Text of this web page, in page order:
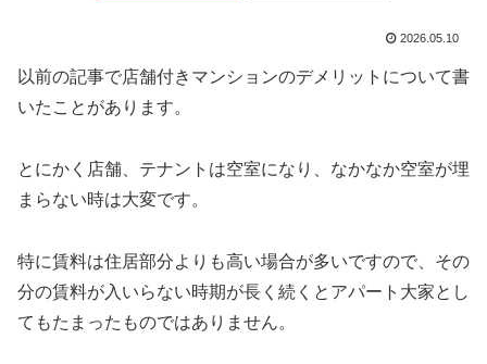
2026.05.10
以前の記事で店舗付きマンションのデメリットについて書
いたことがあります。
とにかく店舗、テナントは空室になり、なかなか空室が埋
まらない時は大変です。
特に賃料は住居部分よりも高い場合が多いですので、その
分の賃料が入いらない時期が長く続くとアパート大家とし
てもたまったものではありません。